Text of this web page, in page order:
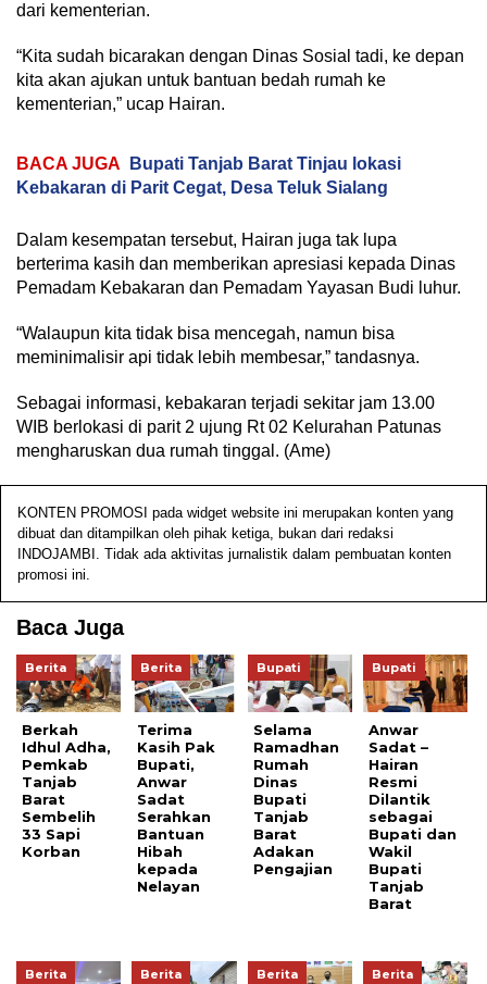
dari kementerian.
“Kita sudah bicarakan dengan Dinas Sosial tadi, ke depan
kita akan ajukan untuk bantuan bedah rumah ke
kementerian,” ucap Hairan.
BACA JUGA
Bupati Tanjab Barat Tinjau lokasi
Kebakaran di Parit Cegat, Desa Teluk Sialang
Dalam kesempatan tersebut, Hairan juga tak lupa
berterima kasih dan memberikan apresiasi kepada Dinas
Pemadam Kebakaran dan Pemadam Yayasan Budi luhur.
“Walaupun kita tidak bisa mencegah, namun bisa
meminimalisir api tidak lebih membesar,” tandasnya.
Sebagai informasi, kebakaran terjadi sekitar jam 13.00
WIB berlokasi di parit 2 ujung Rt 02 Kelurahan Patunas
mengharuskan dua rumah tinggal. (Ame)
KONTEN PROMOSI pada widget website ini merupakan konten yang
dibuat dan ditampilkan oleh pihak ketiga, bukan dari redaksi
INDOJAMBI. Tidak ada aktivitas jurnalistik dalam pembuatan konten
promosi ini.
Baca Juga
Berita
Berkah
Idhul Adha,
Pemkab
Tanjab
Barat
Sembelih
33 Sapi
Korban
Berita
Terima
Kasih Pak
Bupati,
Anwar
Sadat
Serahkan
Bantuan
Hibah
kepada
Nelayan
Bupati
Selama
Ramadhan
Rumah
Dinas
Bupati
Tanjab
Barat
Adakan
Pengajian
Bupati
Anwar
Sadat –
Hairan
Resmi
Dilantik
sebagai
Bupati dan
Wakil
Bupati
Tanjab
Barat
Berita Berita Berita Berita